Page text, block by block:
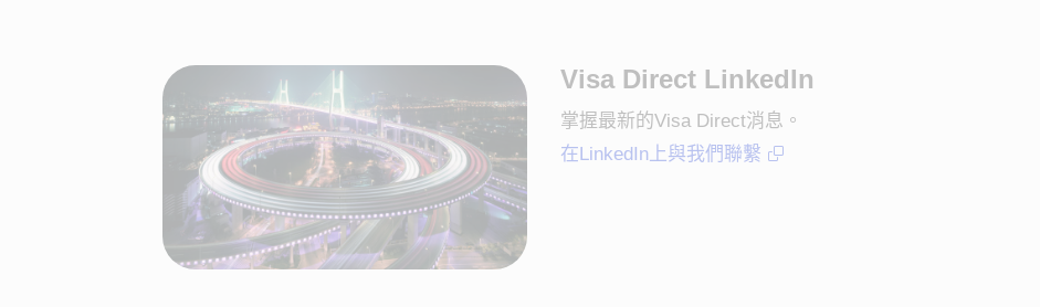
Visa Direct LinkedIn
掌握最新的Visa Direct消息。
在LinkedIn上與我們聯繫